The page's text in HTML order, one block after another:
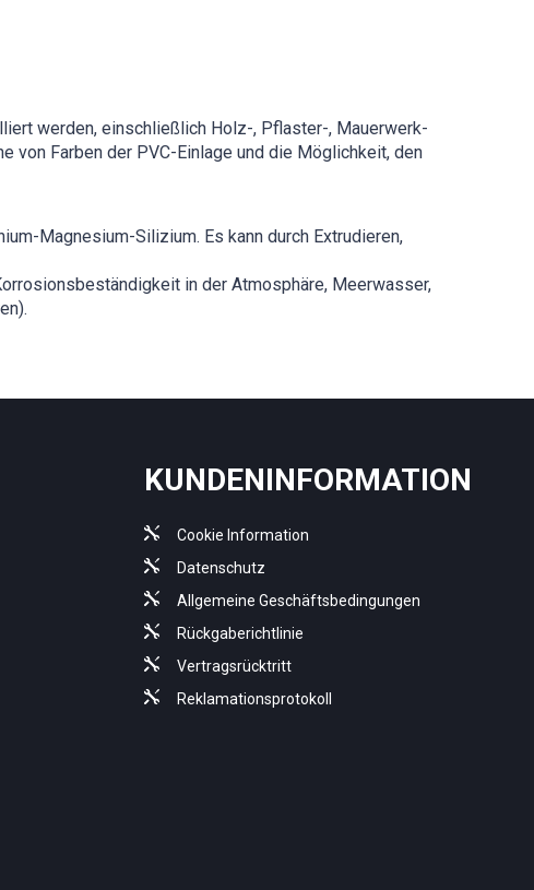
werden, einschließlich Holz-, Pflaster-, Mauerwerk-
von Farben der PVC-Einlage und die Möglichkeit, den
Magnesium-Silizium. Es kann durch Extrudieren,
in der Atmosphäre, Meerwasser,
KUNDENINFORMATION
Cookie Information
Datenschutz
Allgemeine Geschäftsbedingungen
Rückgaberichtlinie
Vertragsrücktritt
Reklamationsprotokoll